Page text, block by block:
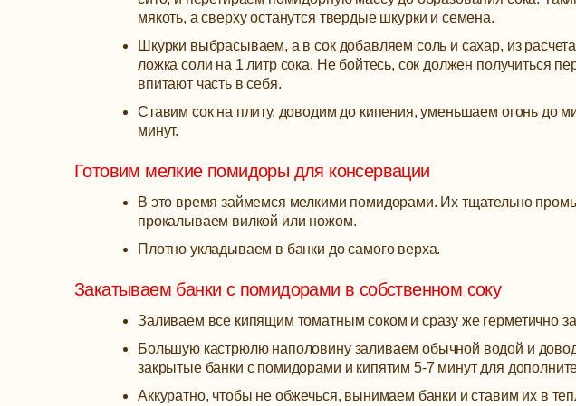
мякоть, а сверху останутся твердые шкурки и семена.
Шкурки выбрасываем, а в сок добавляем соль и сахар, из
ложка соли на 1 литр сока. Не бойтесь, сок должен получиться
впитают часть в себя.
Ставим сок на плиту, доводим до кипения, уменьшаем огонь до
минут.
Готовим мелкие помидоры для консервации
В это время займемся мелкими помидорами. Их тщательно
прокалываем вилкой или ножом.
Плотно укладываем в банки до самого верха.
Закатываем банки с помидорами в собственном соку
Заливаем все кипящим томатным соком и сразу же герметично
Большую кастрюлю наполовину заливаем обычной водой и
закрытые банки с помидорами и кипятим 5-7 минут для
Аккуратно, чтобы не обжечься, вынимаем банки и ставим их в